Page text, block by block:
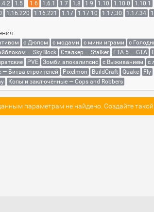
1.5 1.6 1.6.1 1.7 1.8 1.9 1.10 1.10.0 1.10.1
1.16.220 1.16.221 1.17 1.17.10 1.17.30 1.17.34
с Дюпом с модами с мини играми с
— SkyBlock Сталкер — Stalker ГТА 5 — GTA
PVE Зомби апокалипсис с Выживанием с
— Битва строителей Pixelmon BuildCraft Quake Fly
Копы и заключённые — Cops and Robbers
параметрам не найдено. Создайте такой